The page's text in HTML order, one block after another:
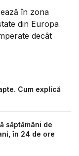
în zona
din Europa
decât
Cum explică
săptămâni de
în 24 de ore